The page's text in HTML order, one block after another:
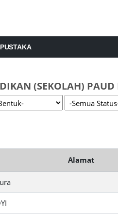
PUSTAKA
(SEKOLAH) PAUD
Alamat